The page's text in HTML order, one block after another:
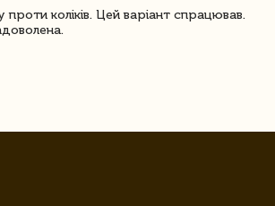
проти коліків. Цей варіант спрацював.